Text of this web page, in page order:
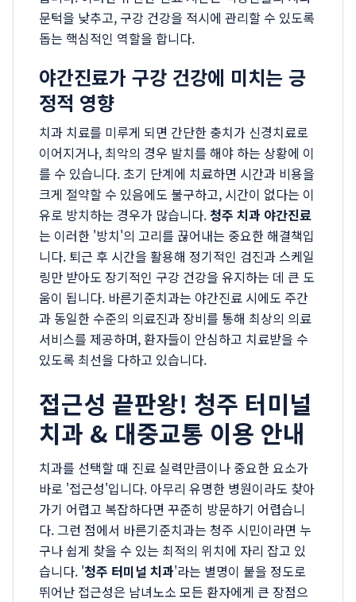
문턱을 낮추고, 구강 건강을 적시에 관리할 수 있도록
돕는 핵심적인 역할을 합니다.
야간진료가 구강 건강에 미치는 긍
정적 영향
치과 치료를 미루게 되면 간단한 충치가 신경치료로
이어지거나, 최악의 경우 발치를 해야 하는 상황에 이
를 수 있습니다. 초기 단계에 치료하면 시간과 비용을
크게 절약할 수 있음에도 불구하고, 시간이 없다는 이
유로 방치하는 경우가 많습니다.청주 치과 야간진료
는 이러한 '방치'의 고리를 끊어내는 중요한 해결책입
니다. 퇴근 후 시간을 활용해 정기적인 검진과 스케일
링만 받아도 장기적인 구강 건강을 유지하는 데 큰 도
움이 됩니다. 바른기준치과는 야간진료 시에도 주간
과 동일한 수준의 의료진과 장비를 통해 최상의 의료
서비스를 제공하며, 환자들이 안심하고 치료받을 수
있도록 최선을 다하고 있습니다.
접근성 끝판왕! 청주 터미널
치과 & 대중교통 이용 안내
치과를 선택할 때 진료 실력만큼이나 중요한 요소가
바로 '접근성'입니다. 아무리 유명한 병원이라도 찾아
가기 어렵고 복잡하다면 꾸준히 방문하기 어렵습니
다. 그런 점에서 바른기준치과는 청주 시민이라면 누
구나 쉽게 찾을 수 있는 최적의 위치에 자리 잡고 있
습니다. '청주 터미널 치과'라는 별명이 붙을 정도로
뛰어난 접근성은 남녀노소 모든 환자에게 큰 장점으